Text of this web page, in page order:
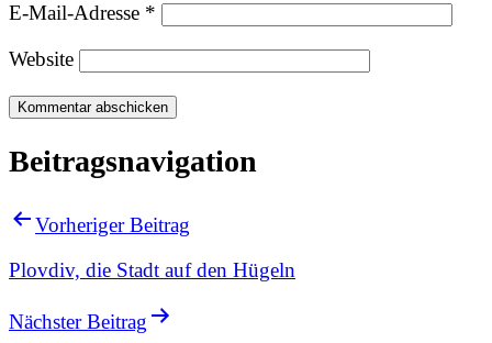
E-Mail-Adresse *
Website
Beitragsnavigation
Vorheriger Beitrag
Plovdiv, die Stadt auf den Hügeln
Nächster Beitrag